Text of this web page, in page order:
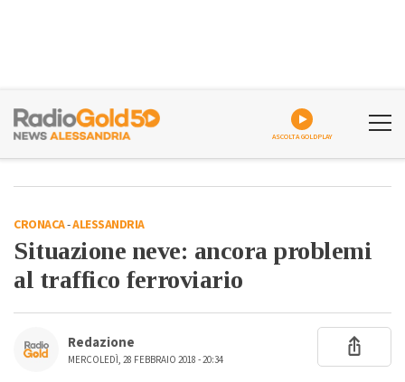
ASCOLTA GOLDPLAY
CRONACA-ALESSANDRIA
Situazione neve: ancora problemi
al traffico ferroviario
Redazione
MERCOLEDÌ, 28 FEBBRAIO 2018 - 20:34